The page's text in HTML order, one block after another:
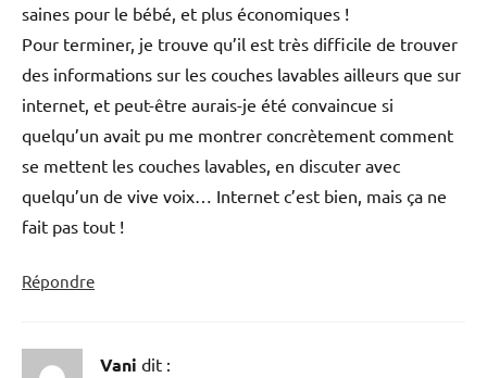
saines pour le bébé, et plus économiques !
Pour terminer, je trouve qu’il est très difficile de trouver
des informations sur les couches lavables ailleurs que sur
internet, et peut-être aurais-je été convaincue si
quelqu’un avait pu me montrer concrètement comment
se mettent les couches lavables, en discuter avec
quelqu’un de vive voix… Internet c’est bien, mais ça ne
fait pas tout !
Répondre
Vani dit :